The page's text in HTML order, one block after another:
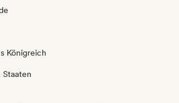
Königreich
Staaten